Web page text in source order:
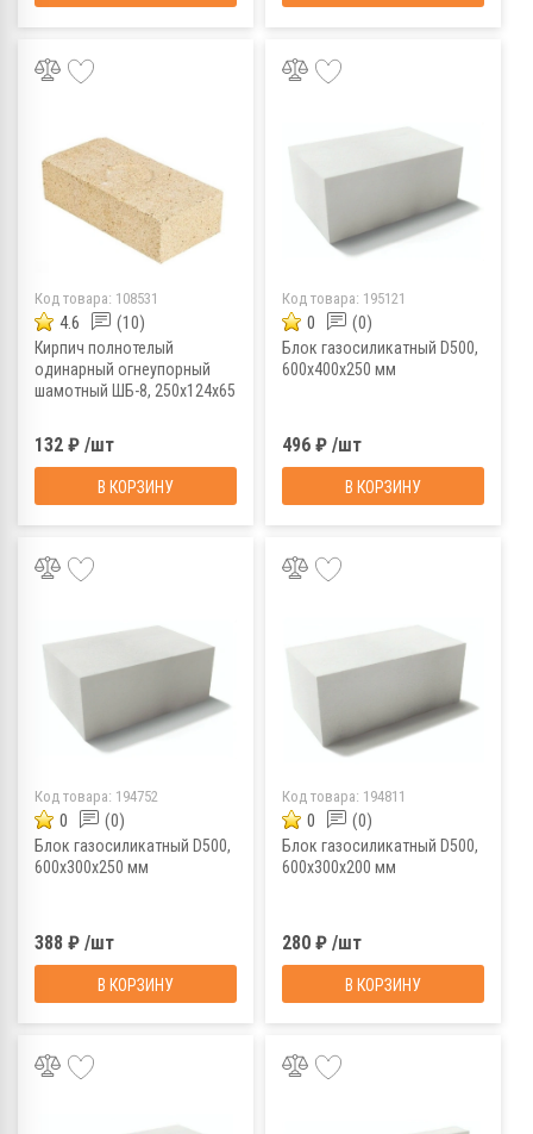
Код товара: 108531
4.6 (10)
Кирпич полнотелый
одинарный огнеупорный
шамотный ШБ-8, 250x124x65
132 ₽ /шт
В КОРЗИНУ
Код товара: 195121
0 (0)
Блок газосиликатный D500,
600х400х250 мм
496 ₽ /шт
В КОРЗИНУ
Код товара: 194752
0 (0)
Блок газосиликатный D500,
600х300х250 мм
388 ₽ /шт
В КОРЗИНУ
Код товара: 194811
0 (0)
Блок газосиликатный D500,
600х300х200 мм
280 ₽ /шт
В КОРЗИНУ